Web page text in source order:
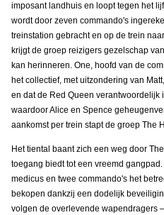
imposant landhuis en loopt tegen het
wordt door zeven commando's
treinstation gebracht en op de trein
krijgt de groep reizigers gezelschap
kan herinneren. One, hoofd van de
het collectief, met uitzondering van
en dat de Red Queen
waardoor Alice en Spence
aankomst per trein stapt de groep The
Het tiental baant zich een weg door
toegang biedt tot een vreemd
medicus en twee commando's het
bekopen dankzij een dodelijk
volgen de overlevende wapendragers